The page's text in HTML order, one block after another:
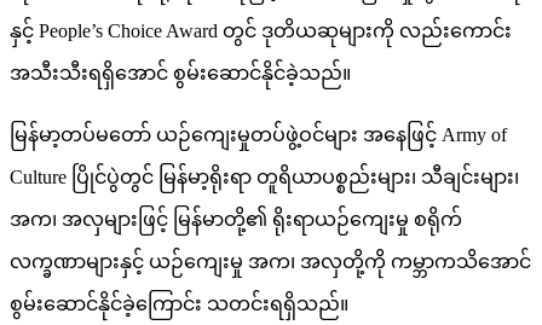
နှင့် People’s Choice Award တွင် ဒုတိယဆုများကို လည်းကောင်း
အသီးသီးရရှိအောင် စွမ်းဆောင်နိုင်ခဲ့သည်။
မြန်မာ့တပ်မတော် ယဉ်ကျေးမှုတပ်ဖွဲ့ဝင်များ အနေဖြင့် Army of
Culture ပြိုင်ပွဲတွင် မြန်မာ့ရိုးရာ တူရိယာပစ္စည်းများ၊ သီချင်းများ၊
အက၊ အလှများဖြင့် မြန်မာတို့၏ ရိုးရာယဉ်ကျေးမှု စရိုက်
လက္ခဏာများနှင့် ယဉ်ကျေးမှု အက၊ အလှတို့ကို ကမ္ဘာကသိအောင်
စွမ်းဆောင်နိုင်ခဲ့ကြောင်း သတင်းရရှိသည်။